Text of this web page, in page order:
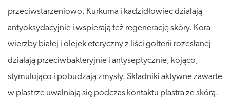
przeciwstarzeniowo. Kurkuma i kadzidłowiec działają
antyoksydacyjnie i wspierają też regenerację skóry. Kora
wierzby białej i olejek eteryczny z liści golterii rozesłanej
działają przeciwbakteryjnie i antyseptycznie, kojąco,
stymulująco i pobudzają zmysły. Składniki aktywne zawarte
w plastrze uwalniają się podczas kontaktu plastra ze skórą.